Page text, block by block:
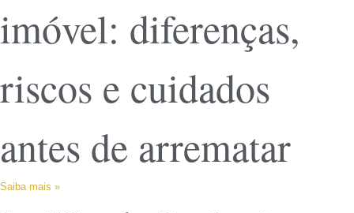
imóvel: diferenças,
riscos e cuidados
antes de arrematar
Saiba mais »